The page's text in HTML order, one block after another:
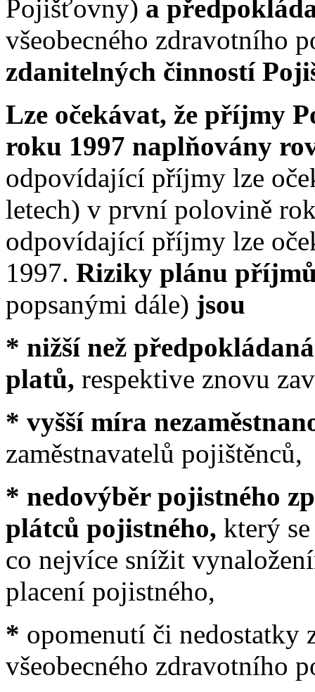
Pojišťovny) a
všeobecného zdravotního
zdanitelných činností
Lze očekávat, že příjmy
roku 1997 naplňovány
odpovídající příjmy lze
letech) v první polovině
odpovídající příjmy lze
1997. Riziky plánu
popsanými dále) jsou
* nižší než
platů, respektive znovu
* vyšší míra
zaměstnavatelů pojištěnců,
* nedovýběr pojistného
plátců pojistného, který
co nejvíce snížit
placení pojistného,
* opomenutí či nedostatky
všeobecného zdravotního